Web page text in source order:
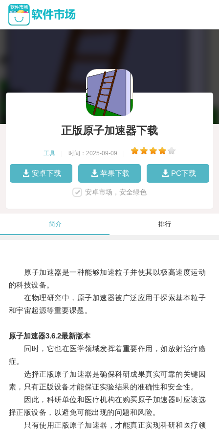
正版原子加速器下载
工具 时间：2025-09-09
安卓下载 苹果下载 PC下载
安卓市场，安全绿色
简介 排行
原子加速器是一种能够加速粒子并使其以极高速度运动
的科技设备。
在物理研究中，原子加速器被广泛应用于探索基本粒子
和宇宙起源等重要课题。
原子加速器3.6.2最新版本
同时，它也在医学领域发挥着重要作用，如放射治疗癌
症。
选择正版原子加速器是确保科研成果真实可靠的关键因
素，只有正版设备才能保证实验结果的准确性和安全性。
因此，科研单位和医疗机构在购买原子加速器时应该选
择正版设备，以避免可能出现的问题和风险。
只有使用正版原子加速器，才能真正实现科研和医疗领